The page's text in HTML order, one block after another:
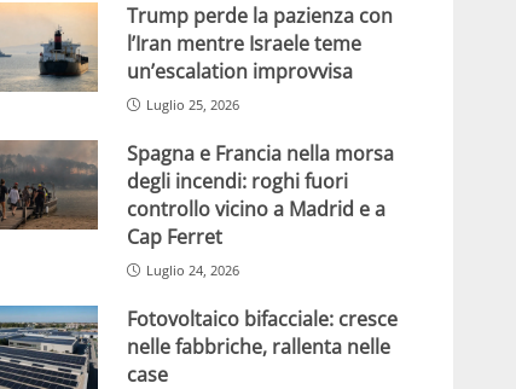
Trump perde la pazienza con
l’Iran mentre Israele teme
un’escalation improvvisa
Luglio 25, 2026
Spagna e Francia nella morsa
degli incendi: roghi fuori
controllo vicino a Madrid e a
Cap Ferret
Luglio 24, 2026
Fotovoltaico bifacciale: cresce
nelle fabbriche, rallenta nelle
case